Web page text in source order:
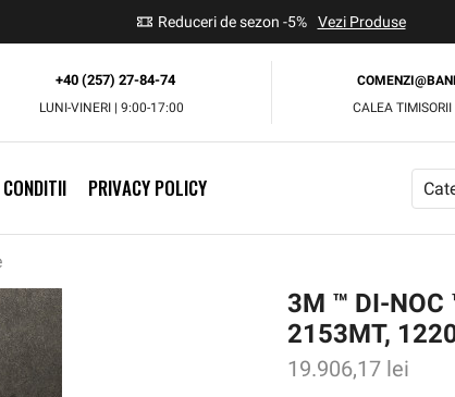
Reduceri de sezon -5% Vezi Produse
+40 (257) 27-84-74
LUNI-VINERI | 9:00-17:00
CALEA
PRIVACY POLICY
3M ™ DI-
2153MT,
19.906,17 lei